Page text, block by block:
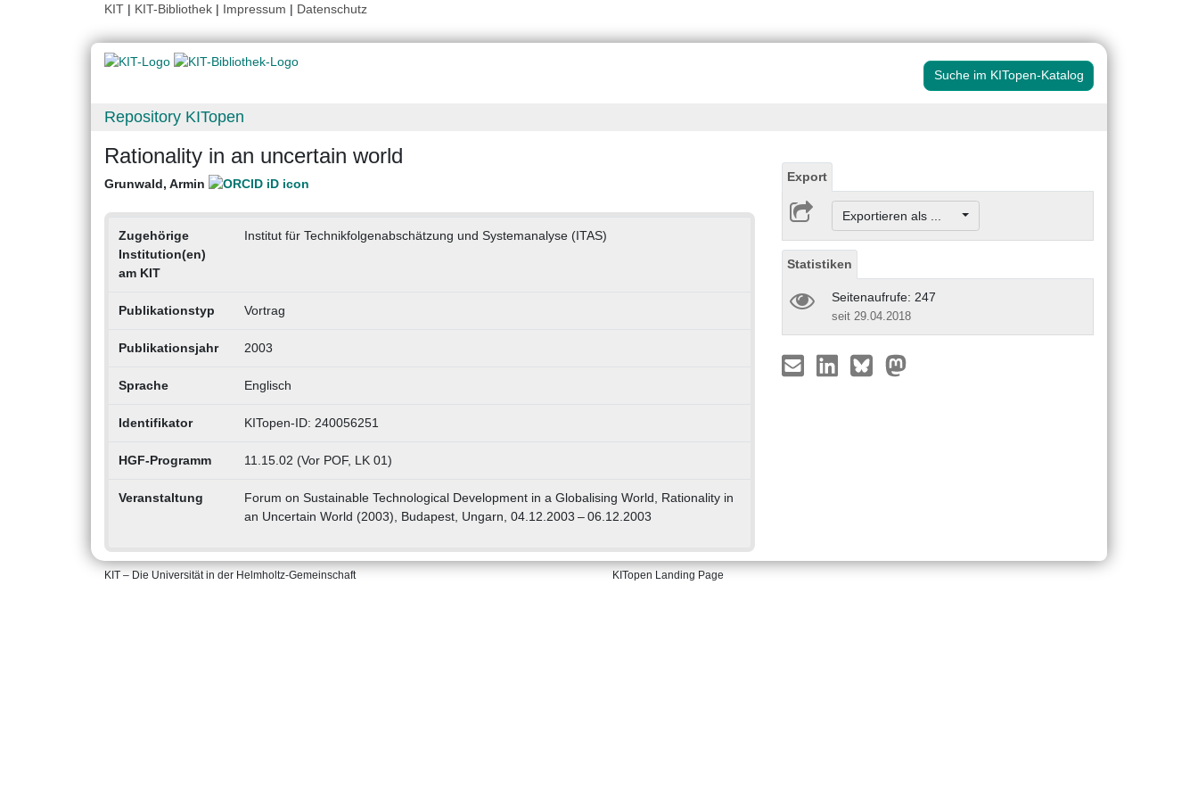
KIT | KIT-Bibliothek | Impressum | Datenschutz
Suche im KITopen-Katalog
Repository KITopen
Rationality in an uncertain world
Grunwald, Armin
Zugehörige
Institution(en)
am KIT
Institut für Technikfolgenabschätzung und Systemanalyse (ITAS)
Publikationstyp Vortrag
Publikationsjahr 2003
Sprache Englisch
Identifikator KITopen-ID: 240056251
HGF-Programm 11.15.02 (Vor POF, LK 01)
Veranstaltung
Forum on Sustainable Technological Development in a Globalising World, Rationality in
an Uncertain World (2003), Budapest, Ungarn, 04.12.2003 – 06.12.2003
Export
Exportieren als ...
Statistiken
Seitenaufrufe: 247
seit 29.04.2018
KIT – Die Universität in der Helmholtz-Gemeinschaft KITopen Landing Page